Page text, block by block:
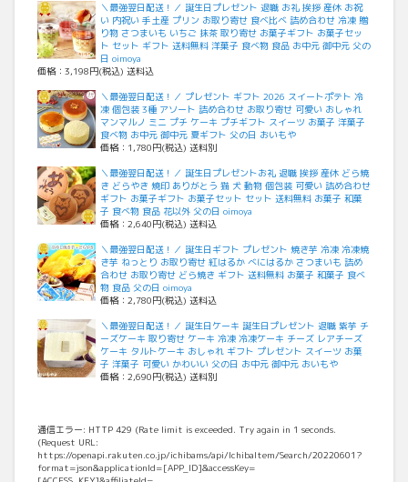
＼最強翌日配送！／ 誕生日プレゼント 退職 お礼 挨拶 産休 お祝
い 内祝い 手土産 プリン お取り寄せ 食べ比べ 詰め合わせ 冷凍 贈
り物 さつまいも いちご 抹茶 取り寄せ お菓子ギフト お菓子セッ
ト セット ギフト 送料無料 洋菓子 食べ物 食品 お中元 御中元 父の
日 oimoya
価格：3,198円(税込) 送料込
＼最強翌日配送！／ プレゼント ギフト 2026 スイートポテト 冷
凍 個包装 3種 アソート 詰め合わせ お取り寄せ 可愛い おしゃれ
マンマルノ ミニ プチ ケーキ プチギフト スイーツ お菓子 洋菓子
食べ物 お中元 御中元 夏ギフト 父の日 おいもや
価格：1,780円(税込) 送料別
＼最強翌日配送！／ 誕生日プレゼントお礼 退職 挨拶 産休 どら焼
き どらやき 焼印 ありがとう 猫 犬 動物 個包装 可愛い 詰め合わせ
ギフト お菓子ギフト お菓子セット セット 送料無料 お菓子 和菓
子 食べ物 食品 花以外 父の日 oimoya
価格：2,640円(税込) 送料込
＼最強翌日配送！／ 誕生日ギフト プレゼント 焼き芋 冷凍 冷凍焼
き芋 ねっとり お取り寄せ 紅はるか べにはるか さつまいも 詰め
合わせ お取り寄せ どら焼き ギフト 送料無料 お菓子 和菓子 食べ
物 食品 父の日 oimoya
価格：2,780円(税込) 送料込
＼最強翌日配送！／ 誕生日ケーキ 誕生日プレゼント 退職 紫芋 チ
ーズケーキ 取り寄せ ケーキ 冷凍 冷凍ケーキ チーズ レアチーズ
ケーキ タルトケーキ おしゃれ ギフト プレゼント スイーツ お菓
子 洋菓子 可愛い かわいい 父の日 お中元 御中元 おいもや
価格：2,690円(税込) 送料別
通信エラー: HTTP 429 (Rate limit is exceeded. Try again in 1 seconds.
(Request URL:
https://openapi.rakuten.co.jp/ichibams/api/IchibaItem/Search/20220601?
format=json&applicationId=[APP_ID]&accessKey=